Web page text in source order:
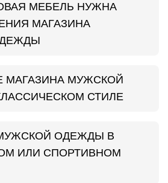
МЕБЕЛЬ НУЖНА
МАГАЗИНА
МАГАЗИНА МУЖСКОЙ
СТИЛЕ
ОДЕЖДЫ В
ИЛИ СПОРТИВНОМ